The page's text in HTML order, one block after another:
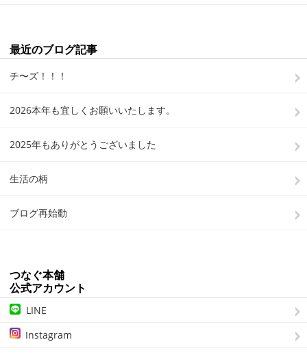
最近のブログ記事
チ〜ズ！！！
2026本年も宜しくお願いいたします。
2025年もありがとうございました
生活の柄
ブログ再始動
つなぐ本舗
公式アカウント
LINE
Instagram